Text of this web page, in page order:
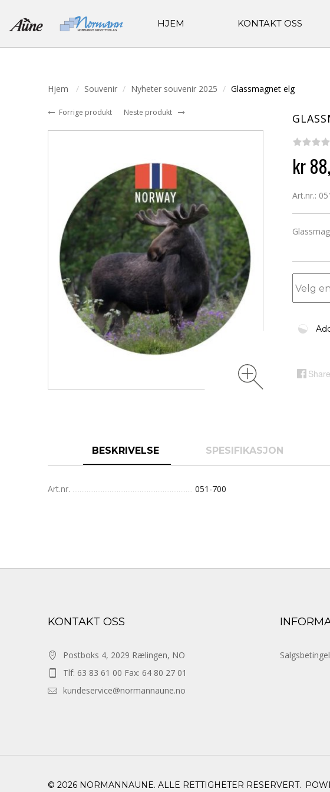
HJEM KONTAKT OSS
Hjem Souvenir Nyheter souvenir 2025 Glassmagnet elg
Forrige produkt Neste produkt
kr
Art.nr.:
Share
BESKRIVELSE SPESIFIKASJON
Art.nr. 051-700
KONTAKT OSS
Postboks 4, 2029 Rælingen, NO
Tlf: 63 83 61 00 Fax: 64 80 27 01
kundeservice@normannaune.no
© 2026 NORMANNAUNE. ALLE RETTIGHETER RESERVERT.